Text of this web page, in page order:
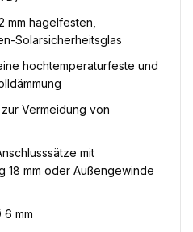
mm hagelfesten,
Solarsicherheitsglas
hochtemperaturfeste und
Vermeidung von
mit
18 mm oder Außengewinde
mm